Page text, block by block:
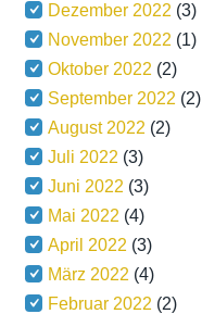
Dezember 2022 (3)
November 2022 (1)
Oktober 2022 (2)
September 2022 (2)
August 2022 (2)
Juli 2022 (3)
Juni 2022 (3)
Mai 2022 (4)
April 2022 (3)
März 2022 (4)
Februar 2022 (2)